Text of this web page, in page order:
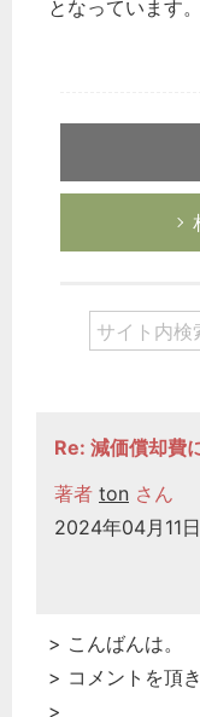
となっています。
Re: 減価償却費
著者 ton さん
2024年04月11
> こんばんは。
> コメントを頂
>